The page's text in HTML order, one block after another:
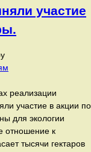
участие
реализации
участие в акции по
для экологии
отношение к
тысячи гектаров